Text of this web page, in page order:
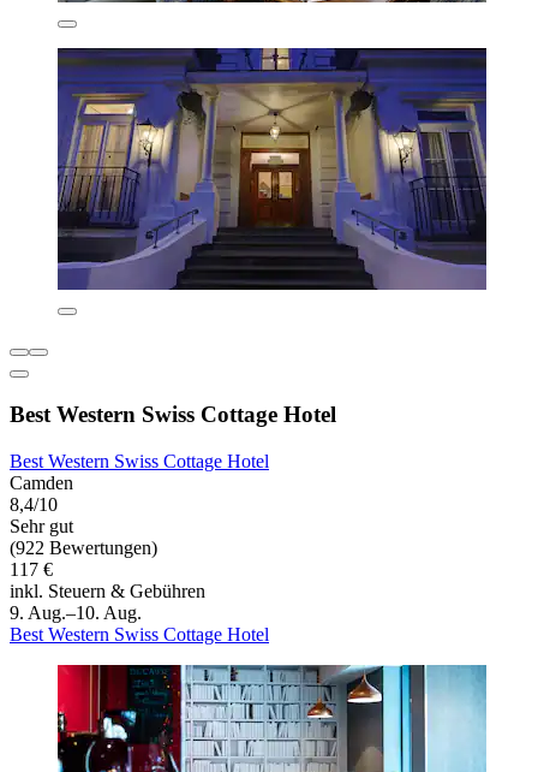
Best Western Swiss Cottage Hotel
Best Western Swiss Cottage Hotel
Camden
8,4/10
Sehr gut
(922 Bewertungen)
117 €
inkl. Steuern & Gebühren
9. Aug.–10. Aug.
Best Western Swiss Cottage Hotel